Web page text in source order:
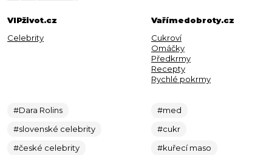
VIPživot.cz
Celebrity
#Dara Rolins
#slovenské celebrity
#české celebrity
Vařímedobroty.cz
Cukroví
Omáčky
Předkrmy
Recepty
Rychlé pokrmy
#med
#cukr
#kuřecí maso